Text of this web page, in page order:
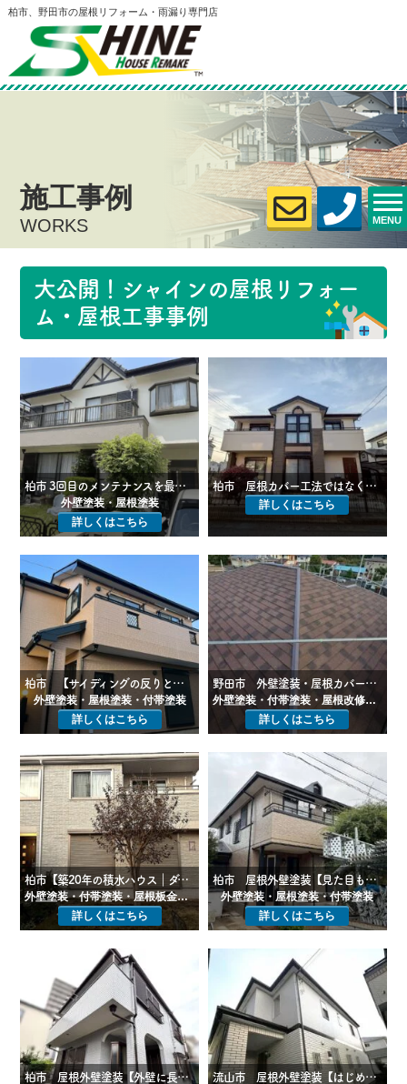
柏市、野田市の屋根リフォーム・雨漏り専門店
MENU
施工事例
WORKS
大公開！シャインの屋根リフォー
ム・屋根工事事例
柏市 3回目のメンテナンスを最後に！20年先を見据えた最高峰の無機塗装
外壁塗装・屋根塗装
詳しくはこちら
柏市 屋根カバー工法ではなく「塗装」でコストを抑え耐久性を高めた塗装プラン
詳しくはこちら
柏市 【サイディングの反りと目地欠落を補修｜20年先まで塗り替えをスキップする超高耐候塗装】
外壁塗装・屋根塗装・付帯塗装
詳しくはこちら
野田市 外壁塗装・屋根カバー工事【アーバニー屋根をディプロマットスターでカバー工法】
外壁塗装・付帯塗装・屋根改修（カバー工法）
詳しくはこちら
柏市【築20年の積水ハウス｜ダインコンクリート外壁をダイヤスーパーセランフレックスで高耐久塗装】
外壁塗装・付帯塗装・屋根板金塗装
詳しくはこちら
柏市 屋根外壁塗装【見た目も性能もグレードアップ！スーパーセランフレックス×エシカルプロクールで快適な住まいへ】
外壁塗装・屋根塗装・付帯塗装
詳しくはこちら
柏市 屋根外壁塗装【外壁に長寿命塗料＋屋根に遮熱・放熱塗料で夏は遮熱、冬は保温で光熱費を大幅カットでトータルコストダウン】 流山市 屋根外壁塗装【はじめてのメンテナンスに耐久性抜群のハイブリッド無機塗料スーパーセランフレックスで塗装】